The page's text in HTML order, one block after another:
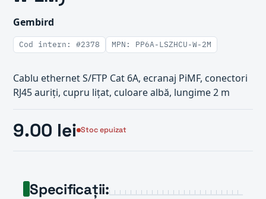
Gembird
Cod intern: #2378 MPN: PP6A-LSZHCU-W-2M
Cablu ethernet S/FTP Cat 6A, ecranaj PiMF, conectori
RJ45 auriți, cupru lițat, culoare albă, lungime 2 m
9.00 lei Stoc epuizat
Specificații: